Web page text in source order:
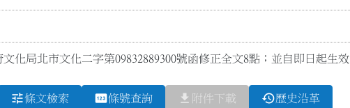
化局北市文化二字第09832889300號函修正全文8點；並自即日起生效
tune條文檢索 pin條號查詢 file_download 附件下載 history歷史沿革